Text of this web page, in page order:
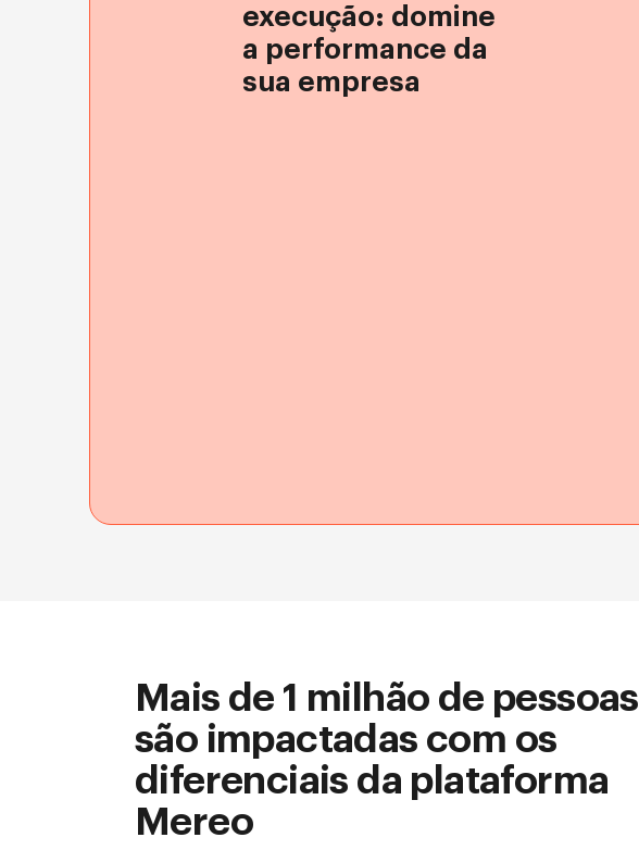
execução: domine
a performance da
sua empresa
Mais de 1 milhão de pessoas
são impactadas com os
diferenciais da plataforma
Mereo